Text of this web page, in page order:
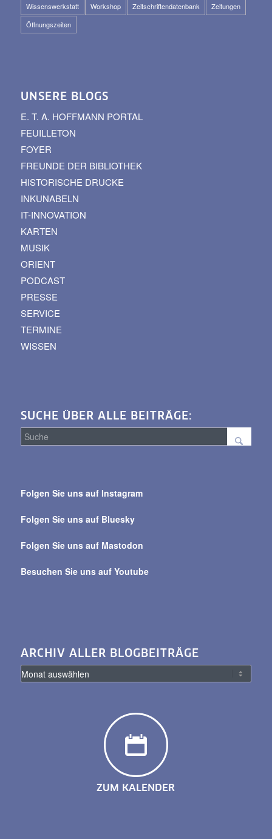
Wissenswerkstatt
Workshop Zeitschriftendatenbank
Zeitungen
Öffnungszeiten
UNSERE BLOGS
E. T. A. HOFFMANN PORTAL
FEUILLETON
FOYER
FREUNDE DER BIBLIOTHEK
HISTORISCHE DRUCKE
INKUNABELN
IT-INNOVATION
KARTEN
MUSIK
ORIENT
PODCAST
PRESSE
SERVICE
TERMINE
WISSEN
SUCHE ÜBER ALLE BEITRÄGE:
alle
Folgen Sie uns auf Instagram
Folgen Sie uns auf Bluesky
Folgen Sie uns auf Mastodon
Besuchen Sie uns auf Youtube
ARCHIV ALLER BLOGBEITRÄGE
ZUM KALENDER